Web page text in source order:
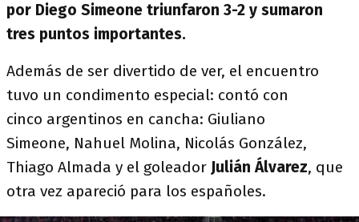
por Diego Simeone triunfaron 3-2 y sumaron
tres puntos importantes.
Además de ser divertido de ver, el encuentro
tuvo un condimento especial: contó con
cinco argentinos en cancha: Giuliano
Simeone, Nahuel Molina, Nicolás González,
Thiago Almada y el goleador Julián Álvarez, que
otra vez apareció para los españoles.